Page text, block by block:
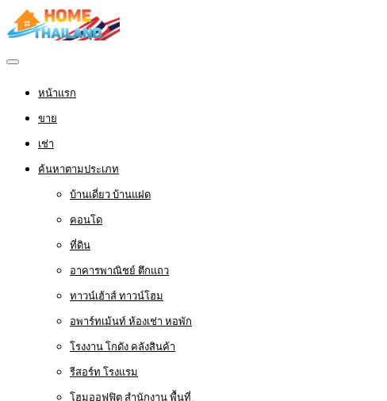
หน้าแรก
ขาย
เช่า
ค้นหาตามประเภท
บ้านเดี่ยว บ้านแฝด
คอนโด
ที่ดิน
อาคารพาณิชย์ ตึกแถว
ทาวน์เฮ้าส์ ทาวน์โฮม
อพาร์ทเม้นท์ ห้องเช่า หอพัก
โรงงาน โกดัง คลังสินค้า
รีสอร์ท โรงแรม
โฮมออฟฟิต สำนักงาน พื้นที่